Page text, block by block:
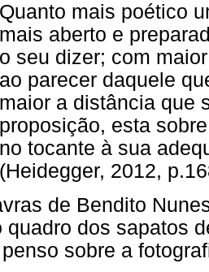
Quanto mais poético
mais aberto e
o seu dizer; com
ao parecer daquele
maior a distância que
proposição, esta
no tocante à sua
(Heidegger, 2012,
de Bendito
quadro dos sapatos
sobre a